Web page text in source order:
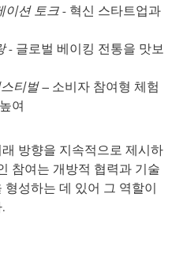
이션 토크- 혁신 스타트업과
- 글로벌 베이킹 전통을 맛보
티벌– 소비자 참여형 체험
여
방향을 지속적으로 제시하
참여는 개방적 협력과 기술
성하는 데 있어 그 역할이